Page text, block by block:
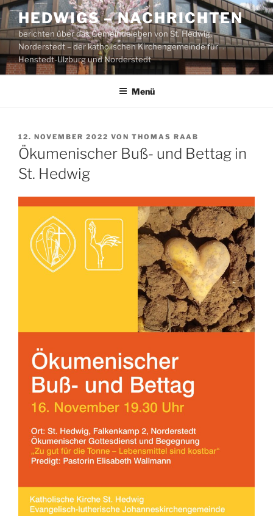
Zum
Inhalt
springen
HEDWIGS – NACHRICHTEN
berichten über das Gemeindeleben von St. Hedwig,
Norderstedt – der katholischen Kirchengemeinde für
Henstedt-Ulzburg und Norderstedt
Menü
VERÖFFENTLICHT
AM
12. NOVEMBER 2022 VON THOMAS RAAB
Ökumenischer Buß- und Bettag in
St. Hedwig